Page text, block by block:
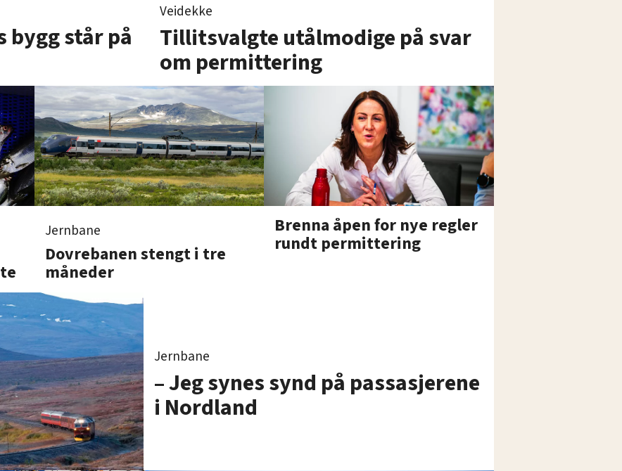
bygg står på
Veidekke
Tillitsvalgte utålmodige på svar
om permittering
Jernbane
Dovrebanen stengt i tre
måneder
Brenna åpen for nye regler
rundt permittering
Jernbane
– Jeg synes synd på passasjerene
i Nordland